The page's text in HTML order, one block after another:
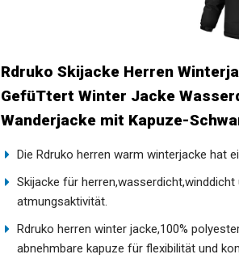
Rdruko Skijacke Herren
GefüTtert Winter Jacke
Wanderjacke mit Kapuze-
Die Rdruko herren warm winterjacke hat
Skijacke für
mehr atmungsaktivität.
Rdruko herren winter jacke,100%
abnehmbare kapuze für flexibilität und